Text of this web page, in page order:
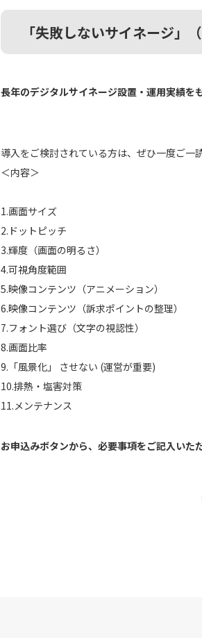
「失敗しないサイネージ」
長年のデジタルサイネージ設置・運用実績
導入をご検討されている方は、ぜひ一度ご一
＜内容＞
1.画面サイズ
2.ドットピッチ
3.輝度（画面の明るさ）
4.可視角度範囲
5.映像コンテンツ（アニメーション）
6.映像コンテンツ（訴求ポイントの整理）
7.フォント選び（文字の視認性）
8.画面比率
9.「風景化」 させない (運営が重要)
10.排熱・塩害対策
11.メンテナンス
お申込みボタンから、必要事項をご記入いた